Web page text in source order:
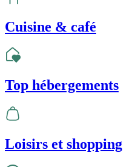
Cuisine & café
Top hébergements
Loisirs et shopping